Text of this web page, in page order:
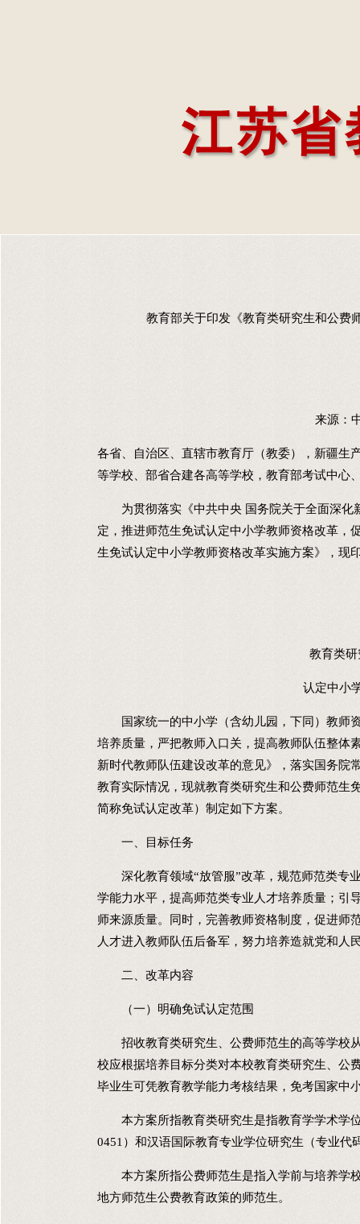
教育部关于印发《教育类研究生和公费
来源：
各省、自治区、直辖市教育厅（教委），新疆生
等学校、部省合建各高等学校，教育部考试中心
为贯彻落实《中共中央 国务院关于全面深化
定，推进师范生免试认定中小学教师资格改革，
生免试认定中小学教师资格改革实施方案》，现
教育类
认定中小
国家统一的中小学（含幼儿园，下同）教师
培养质量，严把教师入口关，提高教师队伍整体
新时代教师队伍建设改革的意见》，落实国务院
教育实际情况，现就教育类研究生和公费师范生
简称免试认定改革）制定如下方案。
一、目标任务
深化教育领域“放管服”改革，规范师范类专
学能力水平，提高师范类专业人才培养质量；引
师来源质量。同时，完善教师资格制度，促进师
人才进入教师队伍后备军，努力培养造就党和人
二、改革内容
（一）明确免试认定范围
招收教育类研究生、公费师范生的高等学校从
校应根据培养目标分类对本校教育类研究生、公
毕业生可凭教育教学能力考核结果，免考国家中
本方案所指教育类研究生是指教育学学术学位
0451）和汉语国际教育专业学位研究生（专业代
本方案所指公费师范生是指入学前与培养学
地方师范生公费教育政策的师范生。